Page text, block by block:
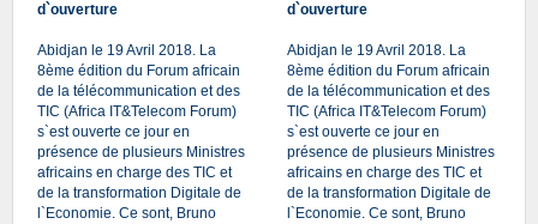
d`ouverture
Abidjan le 19 Avril 2018. La
8ème édition du Forum africain
de la télécommunication et des
TIC (Africa IT&Telecom Forum)
s`est ouverte ce jour en
présence de plusieurs Ministres
africains en charge des TIC et
de la transformation Digitale de
l`Economie. Ce sont, Bruno
d`ouverture
Abidjan le 19 Avril 2018. La
8ème édition du Forum africain
de la télécommunication et des
TIC (Africa IT&Telecom Forum)
s`est ouverte ce jour en
présence de plusieurs Ministres
africains en charge des TIC et
de la transformation Digitale de
l`Economie. Ce sont, Bruno